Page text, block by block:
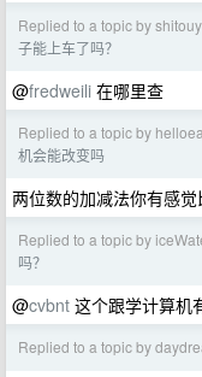
Replied to a topic by
子能上车了吗？
@fredweili 在哪里查
Replied to a topic by
机会能改变吗
两位数的加减法你有感
Replied to a topic by
吗？
@cvbnt 这个跟学计算机
Replied to a topic by